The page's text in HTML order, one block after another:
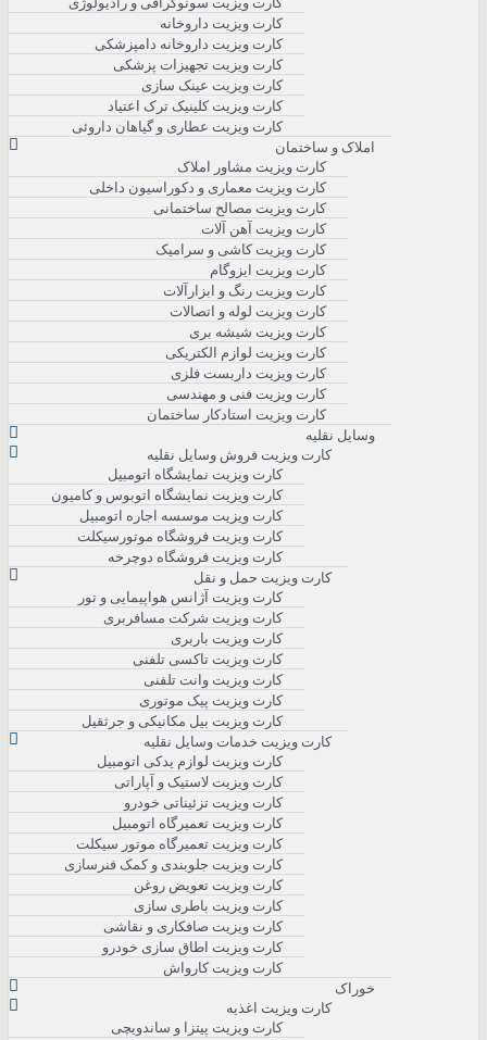
کارت ویزیت داروخانه
کارت ویزیت داروخانه دامپزشکی
کارت ویزیت تجهیزات پزشکی
کارت ویزیت عینک سازی
کارت ویزیت کلینیک ترک اعتیاد
کارت ویزیت عطاری و گیاهان داروئی
املاک و ساختمان
کارت ویزیت مشاور املاک
کارت ویزیت معماری و دکوراسیون داخلی
کارت ویزیت مصالح ساختمانی
کارت ویزیت آهن آلات
کارت ویزیت کاشی و سرامیک
کارت ویزیت ایزوگام
کارت ویزیت رنگ و ابزارآلات
کارت ویزیت لوله و اتصالات
کارت ویزیت شیشه بری
کارت ویزیت لوازم الکتریکی
کارت ویزیت داربست فلزی
کارت ویزیت فنی و مهندسی
کارت ویزیت استادکار ساختمان
وسایل نقلیه
کارت ویزیت فروش وسایل نقلیه
کارت ویزیت نمایشگاه اتومبیل
کارت ویزیت نمایشگاه اتوبوس و کامیون
کارت ویزیت موسسه اجاره اتومبیل
کارت ویزیت فروشگاه موتورسیکلت
کارت ویزیت فروشگاه دوچرخه
کارت ویزیت حمل و نقل
کارت ویزیت آژانس هواپیمایی و تور
کارت ویزیت شرکت مسافربری
کارت ویزیت باربری
کارت ویزیت تاکسی تلفنی
کارت ویزیت وانت تلفنی
کارت ویزیت پیک موتوری
کارت ویزیت بیل مکانیکی و جرثقیل
کارت ویزیت خدمات وسایل نقلیه
کارت ویزیت لوازم یدکی اتومبیل
کارت ویزیت لاستیک و آپاراتی
کارت ویزیت تزئیناتی خودرو
کارت ویزیت تعمیرگاه اتومبیل
کارت ویزیت تعمیرگاه موتور سیکلت
کارت ویزیت جلوبندی و کمک فنرسازی
کارت ویزیت تعویض روغن
کارت ویزیت باطری سازی
کارت ویزیت صافکاری و نقاشی
کارت ویزیت اطاق سازی خودرو
کارت ویزیت کارواش
خوراک
کارت ویزیت اغذیه
کارت ویزیت پیتزا و ساندویچی